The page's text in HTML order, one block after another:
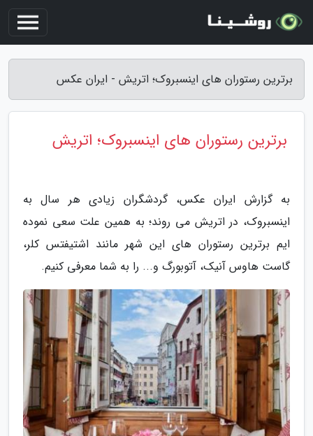
برترین رستوران های اینسبروک؛ اتریش - ایران عکس
برترین رستوران های اینسبروک؛ اتریش
به گزارش ایران عکس، گردشگران زیادی هر سال به
اینسبروک، در اتریش می روند؛ به همین علت سعی نموده
ایم برترین رستوران های این شهر مانند اشتیفتس کلر،
گاست هاوس آنیک، آتوبورگ و... را به شما معرفی کنیم.